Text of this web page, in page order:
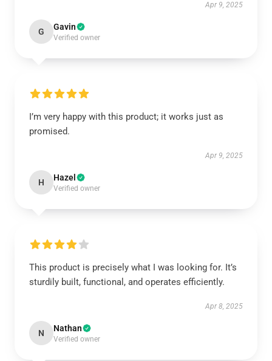
Apr 9, 2025
G Gavin
Verified owner
I’m very happy with this product; it works just as
promised.
Apr 9, 2025
H Hazel
Verified owner
This product is precisely what I was looking for. It’s
sturdily built, functional, and operates efficiently.
Apr 8, 2025
N Nathan
Verified owner